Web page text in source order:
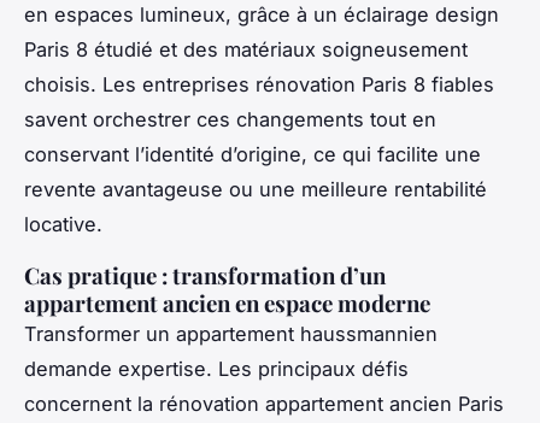
en espaces lumineux, grâce à un éclairage design
Paris 8 étudié et des matériaux soigneusement
choisis. Les entreprises rénovation Paris 8 fiables
savent orchestrer ces changements tout en
conservant l’identité d’origine, ce qui facilite une
revente avantageuse ou une meilleure rentabilité
locative.
Cas pratique : transformation d’un
appartement ancien en espace moderne
Transformer un appartement haussmannien
demande expertise. Les principaux défis
concernent la rénovation appartement ancien Paris